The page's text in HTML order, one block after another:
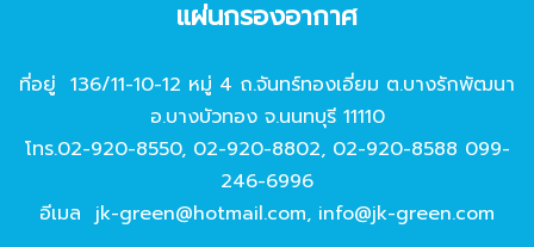
แผ่นกรองอากาศ
ที่อยู่ 136/11-10-12 หมู่ 4 ถ.จันทร์ทองเอี่ยม ต.บางรักพัฒนา
อ.บางบัวทอง จ.นนทบุรี 11110
โทร.02-920-8550, 02-920-8802, 02-920-8588 099-
246-6996
อีเมล jk-green@hotmail.com, info@jk-green.com